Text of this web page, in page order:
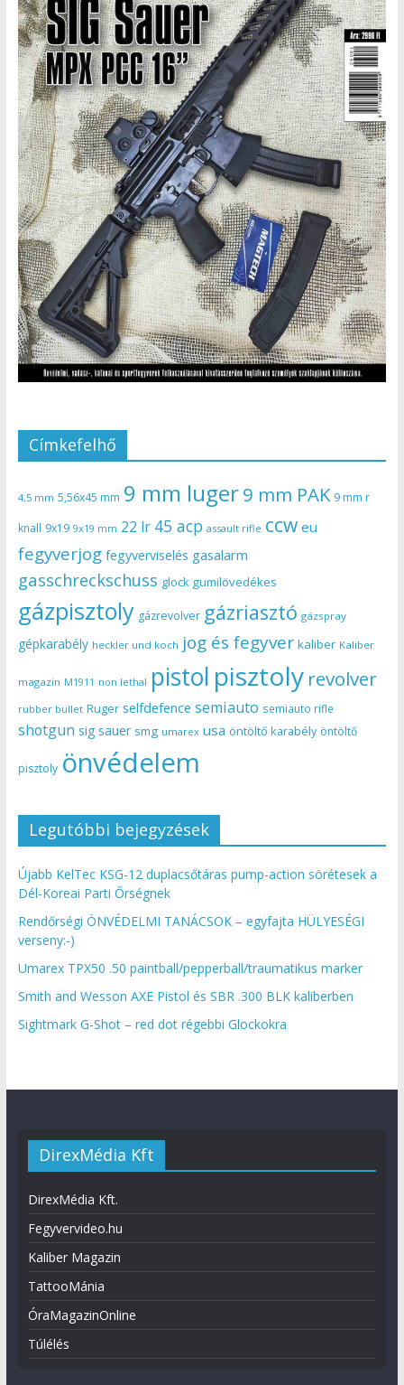
Címkefelhő
4,5 mm 5,56x45 mm 9 mm luger9 mm PAK 9 mm r
knall 9x19 9x19 mm 22 lr 45 acp assault rifle ccw eu
fegyverjog fegyverviselés gasalarm
gasschreckschuss glock gumilövedékes
gázpisztoly gázrevolver gázriasztó gázspray
gépkarabély heckler und koch jog és fegyver kaliber Kaliber
magazin M1911 non lethal pistol pisztoly revolver
rubber bullet Ruger selfdefence semiauto semiauto rifle
shotgun sig sauer smg umarex usa öntöltő karabély öntöltő
pisztoly önvédelem
Legutóbbi bejegyzések
Újabb KelTec KSG-12 duplacsőtáras pump-action sörétesek a
Dél-Koreai Parti Őrségnek
Rendőrségi ÖNVÉDELMI TANÁCSOK – egyfajta HÜLYESÉGI
verseny:-)
Umarex TPX50 .50 paintball/pepperball/traumatikus marker
Smith and Wesson AXE Pistol és SBR .300 BLK kaliberben
Sightmark G-Shot – red dot régebbi Glockokra
DirexMédia Kft
DirexMédia Kft.
Fegyvervideo.hu
Kaliber Magazin
TattooMánia
ÓraMagazinOnline
Túlélés